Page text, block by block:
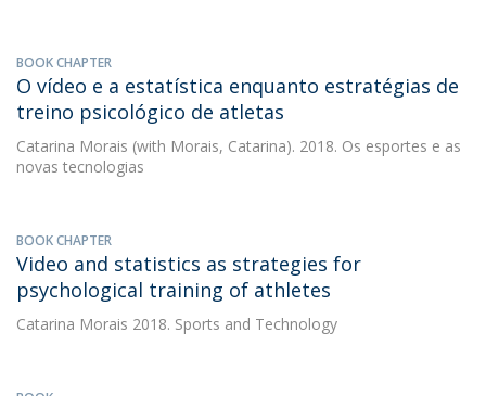
BOOK CHAPTER
O vídeo e a estatística enquanto estratégias de
treino psicológico de atletas
Catarina Morais (with Morais, Catarina). 2018. Os esportes e as
novas tecnologias
BOOK CHAPTER
Video and statistics as strategies for
psychological training of athletes
Catarina Morais 2018. Sports and Technology